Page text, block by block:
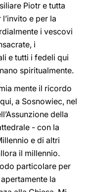
Piotr e tutta
e per la
i vescovi
i
e tutti i fedeli qui
spiritualmente.
mente il ricordo
a Sosnowiec, nel
della
- con la
e di altri
il millennio.
particolare per
la